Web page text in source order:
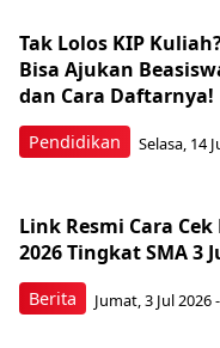
Pendidikan
Tak Lolos KIP
Bisa Ajukan
dan Cara Daftarnya!
Selasa, 14
Berita
Link Resmi Cara Cek
2026 Tingkat SMA 3
Jumat, 3 Jul 2026